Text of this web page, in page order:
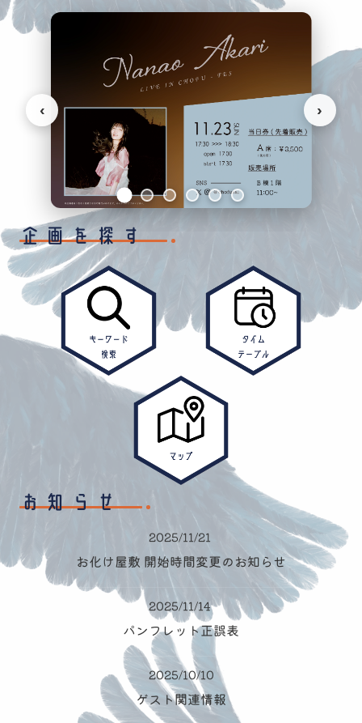
‹ ›
企画を探す
お知らせ
2025/11/21
お化け屋敷 開始時間変更のお知らせ
2025/11/14
パンフレット正誤表
2025/10/10
ゲスト関連情報